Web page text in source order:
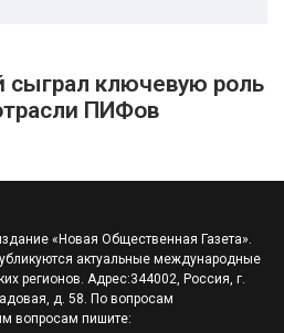
сыграл ключевую роль
ПИФов
«Новая Общественная Газета».
актуальные международные
регионов. Адрес:344002, Россия, г.
д. 58. По вопросам
вопросам пишите: